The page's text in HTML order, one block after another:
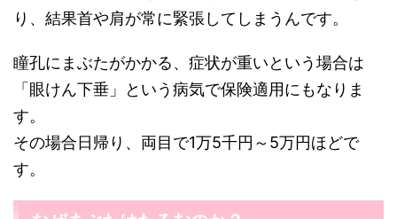
り、結果首や肩が常に緊張してしまうんです。
瞳孔にまぶたがかかる、症状が重いという場合は
「眼けん下垂」という病気で保険適用にもなりま
す。
その場合日帰り、両目で1万5千円～5万円ほどで
す。